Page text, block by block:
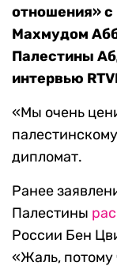
отношения» с
Махмудом
Палестины
интервью
«Мы очень
дипломат.
Ранее
Палестины
России Бен
«Жаль, потому